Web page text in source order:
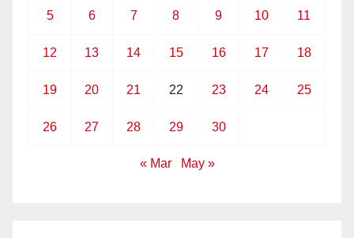
5 6 7 8 9 10 11
12 13 14 15 16 17 18
19 20 21 22 23 24 25
26 27 28 29 30
« Mar May »